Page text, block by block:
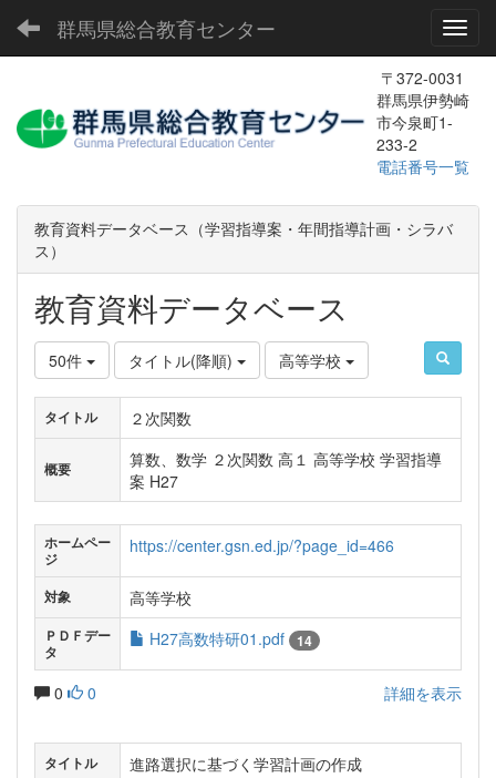
群馬県総合教育センター
〒372-0031
群馬県伊勢崎
市今泉町1-
233-2
電話番号一覧
教育資料データベース（学習指導案・年間指導計画・シラバ
ス）
教育資料データベース
50件 タイトル(降順) 高等学校
タイトル ２次関数
概要
算数、数学 ２次関数 高１ 高等学校 学習指導
案 H27
ホームペー
ジ
https://center.gsn.ed.jp/?page_id=466
対象 高等学校
ＰＤＦデー
タ
H27高数特研01.pdf 14
0 0 詳細を表示
タイトル 進路選択に基づく学習計画の作成